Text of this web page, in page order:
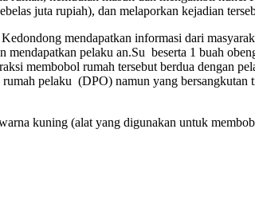
juta rupiah), dan melaporkan kejadian
mendapatkan informasi dari
pelaku an.Su beserta 1 buah
membobol rumah tersebut berdua dengan
pelaku (DPO) namun yang bersangkutan
kuning (alat yang digunakan untuk